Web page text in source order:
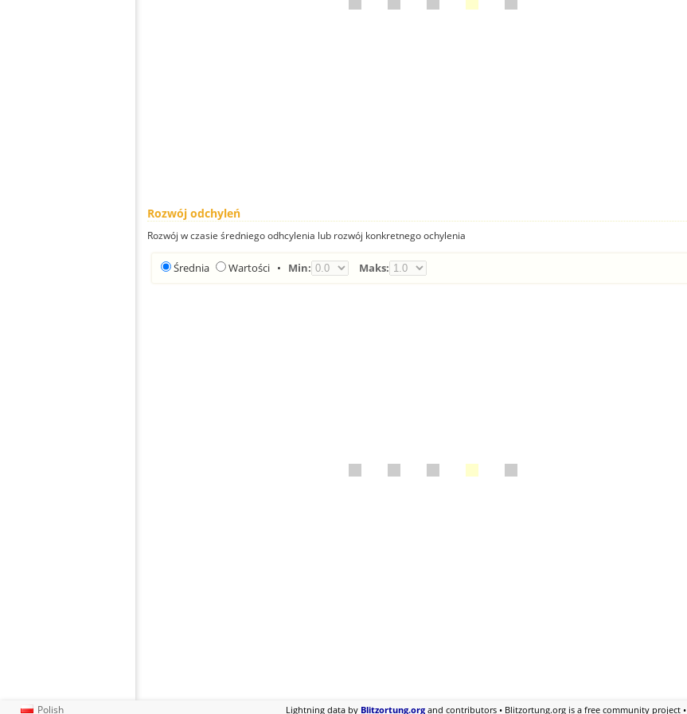
Rozwój odchyleń
Rozwój w czasie średniego odhcylenia lub rozwój konkretnego ochylenia
Średnia Wartości • Min: Maks:
Polish Lightning data by Blitzortung.organd contributors • Blitzortung.org is a free community project •